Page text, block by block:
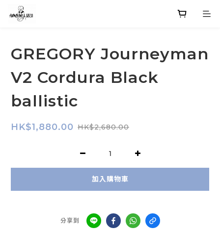
GREGORY Journeyman
V2 Cordura Black
ballistic
HK$1,880.00 HK$2,680.00
加入購物車
分享到